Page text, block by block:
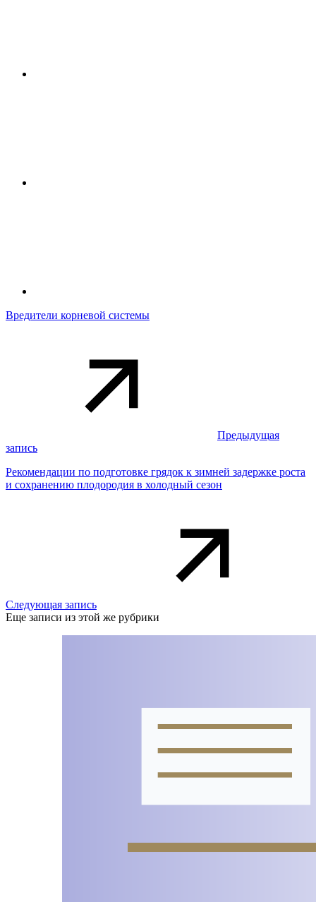
Вредители корневой системы
Предыдущая
запись
Рекомендации по подготовке грядок к зимней задержке роста
и сохранению плодородия в холодный сезон
Следующая запись
Еще записи из этой же рубрики